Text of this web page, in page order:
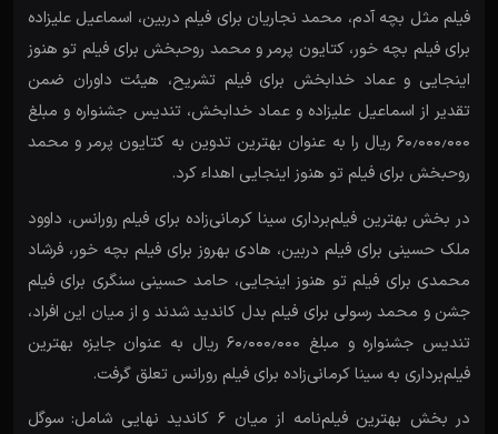
فیلم مثل بچه آدم، محمد نجاریان برای فیلم دربین، اسماعیل علیزاده
برای فیلم بچه خور، کتایون پرمر و محمد روحبخش برای فیلم تو هنوز
اینجایی و عماد خدابخش برای فیلم تشریح، هیئت داوران ضمن
تقدیر از اسماعیل علیزاده و عماد خدابخش، تندیس جشنواره و مبلغ
۶۰٫۰۰۰٫۰۰۰ ریال را به عنوان بهترین تدوین به کتایون پرمر و محمد
روحبخش برای فیلم تو هنوز اینجایی اهداء کرد.
در بخش بهترین فیلم‌برداری سینا کرمانی‌زاده برای فیلم رورانس، داوود
ملک حسینی برای فیلم دربین، هادی بهروز برای فیلم بچه خور، فرشاد
محمدی برای فیلم تو هنوز اینجایی، حامد حسینی سنگری برای فیلم
جشن و محمد رسولی برای فیلم بدل کاندید شدند و از میان این افراد،
تندیس جشنواره و مبلغ ۶۰٫۰۰۰٫۰۰۰ ریال به عنوان جایزه بهترین
فیلم‌برداری به سینا کرمانی‌زاده برای فیلم رورانس تعلق گرفت.
در بخش بهترین فیلم‌نامه از میان ۶ کاندید نهایی شامل: سوگل